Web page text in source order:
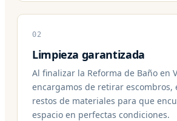
02
Limpieza garantizada
Al finalizar la Reforma de Baño en
encargamos de retirar escombros,
restos de materiales para que
espacio en perfectas condiciones.